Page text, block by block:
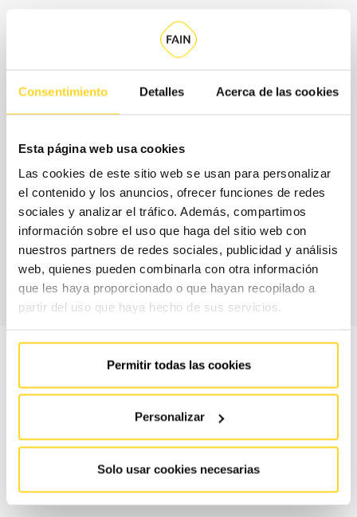
Consentimiento Detalles Acerca de las cookies
Esta página web usa cookies
Las cookies de este sitio web se usan para personalizar
el contenido y los anuncios, ofrecer funciones de redes
sociales y analizar el tráfico. Además, compartimos
información sobre el uso que haga del sitio web con
nuestros partners de redes sociales, publicidad y análisis
web, quienes pueden combinarla con otra información
que les haya proporcionado o que hayan recopilado a
partir del uso que haya hecho de sus servicios.
Permitir todas las cookies
Personalizar
Solo usar cookies necesarias
Quines són les modalitats de
contractació?
flexible, en què seleccionaràs per separat la cobertura de
peces, és a dir, els recanvis que s'inclouen sense cost
addicional al teu contracte, i els horaris de servei.
CONTACTA AMB
NOSALTRES
#
CONTRACTE
ESSENTIAL
MAX